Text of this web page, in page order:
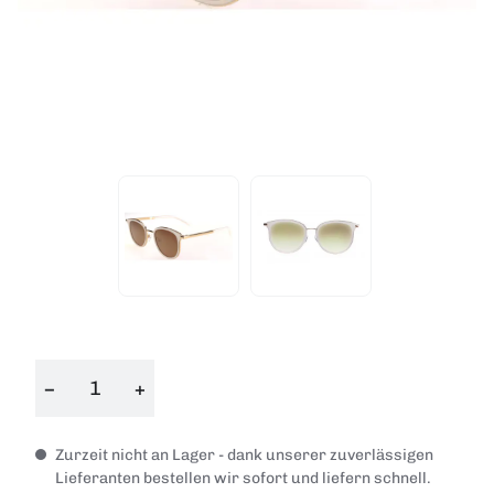
− +
Zurzeit nicht an Lager - dank unserer zuverlässigen
Lieferanten bestellen wir sofort und liefern schnell.